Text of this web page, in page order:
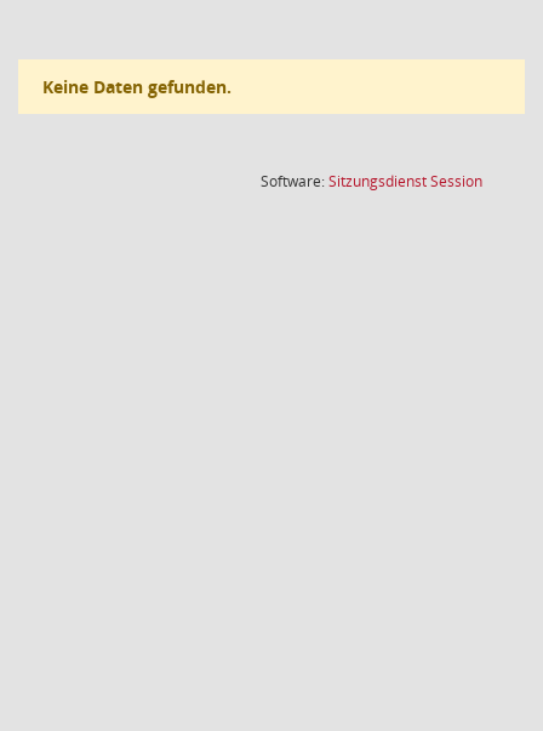
Keine Daten gefunden.
Software:SitzungsdienstSession(Wird in